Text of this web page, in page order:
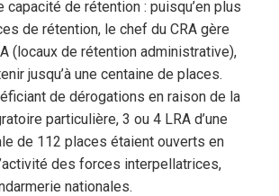
capacité de rétention : puisqu’en plus
de rétention, le chef du CRA gère
(locaux de rétention administrative),
jusqu’à une centaine de places.
de dérogations en raison de la
particulière, 3 ou 4 LRA d’une
de 112 places étaient ouverts en
des forces interpellatrices,
nationales.